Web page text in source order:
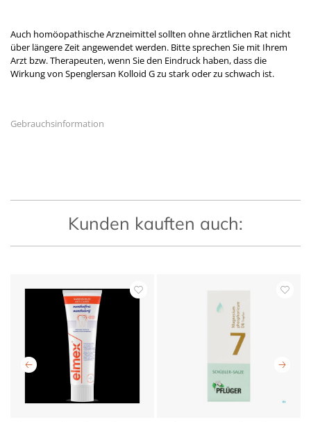
Auch homöopathische Arzneimittel sollten ohne ärztlichen Rat nicht
über längere Zeit angewendet werden. Bitte sprechen Sie mit Ihrem
Arzt bzw. Therapeuten, wenn Sie den Eindruck haben, dass die
Wirkung von Spenglersan Kolloid G zu stark oder zu schwach ist.
Gebrauchsinformation
Kunden kauften auch: